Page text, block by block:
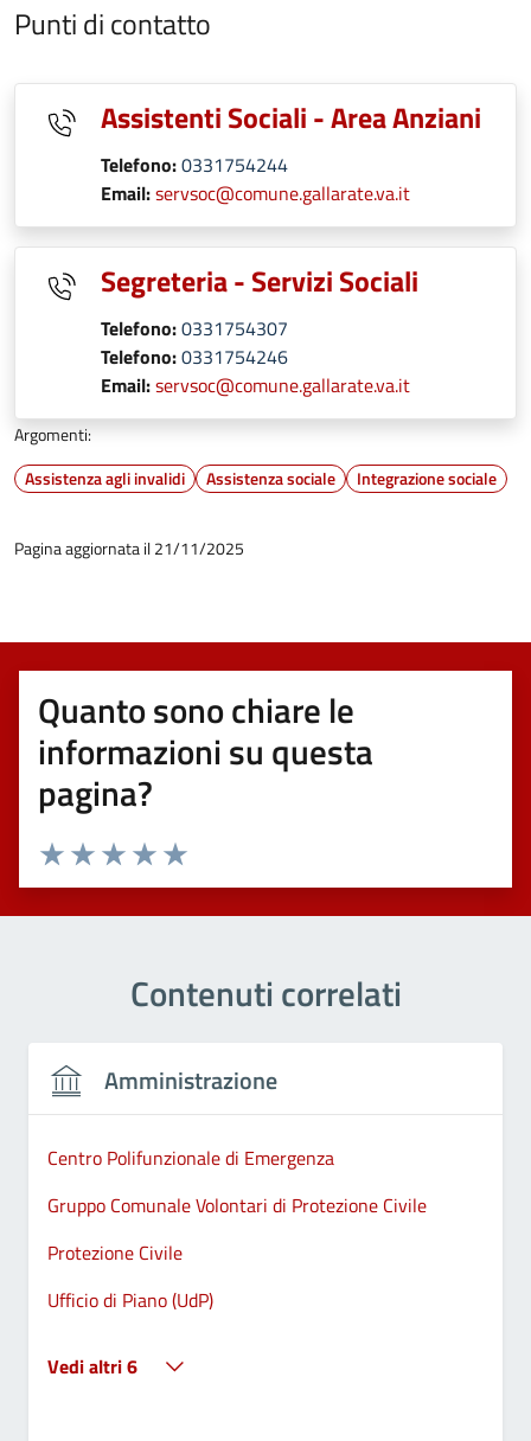
Punti di contatto
Assistenti Sociali - Area Anziani
Telefono:0331754244
Email:servsoc@comune.gallarate.va.it
Segreteria - Servizi Sociali
Telefono:0331754307
Telefono:0331754246
Email:servsoc@comune.gallarate.va.it
Argomenti:
Assistenza agli invalidi
Assistenza sociale Integrazione sociale
Pagina aggiornata il 21/11/2025
Quanto sono chiare le
informazioni su questa
pagina?
Valuta 5 stelle su 5
Valuta 4 stelle su 5
Valuta 3 stelle su 5
Valuta 2 stelle su 5
Valuta 1 stelle su 5
Contenuti correlati
Amministrazione
Centro Polifunzionale di Emergenza
Gruppo Comunale Volontari di Protezione Civile
Protezione Civile
Ufficio di Piano (UdP)
Vedi altri 6